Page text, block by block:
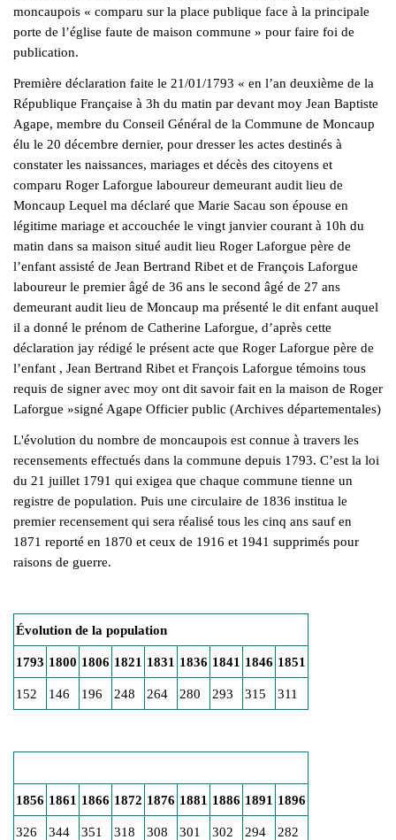
moncaupois « comparu sur la place publique face à la principale
porte de l’église faute de maison commune » pour faire foi de
publication.
Première déclaration faite le 21/01/1793 « en l’an deuxième de la
République Française à 3h du matin par devant moy Jean Baptiste
Agape, membre du Conseil Général de la Commune de Moncaup
élu le 20 décembre dernier, pour dresser les actes destinés à
constater les naissances, mariages et décès des citoyens et
comparu Roger Laforgue laboureur demeurant audit lieu de
Moncaup Lequel ma déclaré que Marie Sacau son épouse en
légitime mariage et accouchée le vingt janvier courant à 10h du
matin dans sa maison situé audit lieu Roger Laforgue père de
l’enfant assisté de Jean Bertrand Ribet et de François Laforgue
laboureur le premier âgé de 36 ans le second âgé de 27 ans
demeurant audit lieu de Moncaup ma présenté le dit enfant auquel
il a donné le prénom de Catherine Laforgue, d’après cette
déclaration jay rédigé le présent acte que Roger Laforgue père de
l’enfant , Jean Bertrand Ribet et François Laforgue témoins tous
requis de signer avec moy ont dit savoir fait en la maison de Roger
Laforgue »signé Agape Officier public (Archives départementales)
L'évolution du nombre de moncaupois est connue à travers les
recensements effectués dans la commune depuis 1793. C’est la loi
du 21 juillet 1791 qui exigea que chaque commune tienne un
registre de population. Puis une circulaire de 1836 institua le
premier recensement qui sera réalisé tous les cinq ans sauf en
1871 reporté en 1870 et ceux de 1916 et 1941 supprimés pour
raisons de guerre.
Évolution de la population
1793 1800 1806 1821 1831 1836 1841 1846 1851
152 146 196 248 264 280 293 315 311
1856 1861 1866 1872 1876 1881 1886 1891 1896
326 344 351 318 308 301 302 294 282